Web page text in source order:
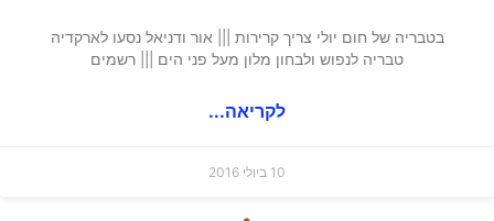
בטבריה של חום יולי צריך קרירות ||| אור ודניאל נסעו לארקדיה
טבריה לנפוש ולבחון מלון מעל פני הים ||| רשמים
לקריאה...
10 ביולי 2016